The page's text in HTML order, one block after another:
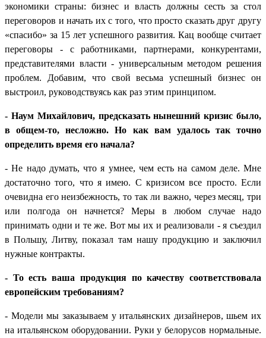
экономики страны: бизнес и власть должны сесть за стол
переговоров и начать их с того, что просто сказать друг другу
«спасибо» за 15 лет успешного развития. Кац вообще считает
переговоры - с работниками, партнерами, конкурентами,
представителями власти - универсальным методом решения
проблем. Добавим, что свой весьма успешный бизнес он
выстроил, руководствуясь как раз этим принципом.
- Наум Михайлович, предсказать нынешний кризис было,
в общем-то, несложно. Но как вам удалось так точно
определить время его начала?
- Не надо думать, что я умнее, чем есть на самом деле. Мне
достаточно того, что я имею. С кризисом все просто. Если
очевидна его неизбежность, то так ли важно, через месяц, три
или полгода он начнется? Меры в любом случае надо
принимать одни и те же. Вот мы их и реализовали - я съездил
в Польшу, Литву, показал там нашу продукцию и заключил
нужные контракты.
- То есть ваша продукция по качеству соответствовала
европейским требованиям?
- Модели мы заказываем у итальянских дизайнеров, шьем их
на итальянском оборудовании. Руки у белорусов нормальные.